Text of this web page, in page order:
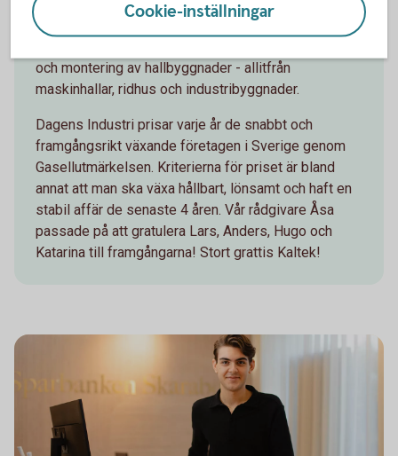
rödfärgsmålning och under åren har verksamheten
vuxit och blivit färgbutik, inredningsbutik och café på
och montering av hallbyggnader - allitfrån
maskinhallar, ridhus och industribyggnader.
Dagens Industri prisar varje år de snabbt och
framgångsrikt växande företagen i Sverige genom
Gasellutmärkelsen. Kriterierna för priset är bland
annat att man ska växa hållbart, lönsamt och haft en
stabil affär de senaste 4 åren. Vår rådgivare Åsa
passade på att gratulera Lars, Anders, Hugo och
Katarina till framgångarna! Stort grattis Kaltek!
Cookie-inställningar